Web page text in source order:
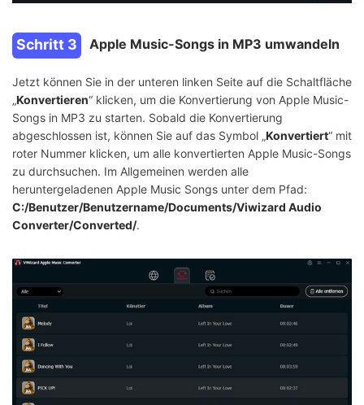
Schritt 3 Apple Music-Songs in MP3 umwandeln
Jetzt können Sie in der unteren linken Seite auf die Schaltfläche
„Konvertieren“ klicken, um die Konvertierung von Apple Music-
Songs in MP3 zu starten. Sobald die Konvertierung
abgeschlossen ist, können Sie auf das Symbol „Konvertiert“ mit
roter Nummer klicken, um alle konvertierten Apple Music-Songs
zu durchsuchen. Im Allgemeinen werden alle
heruntergeladenen Apple Music Songs unter dem Pfad:
C:/Benutzer/Benutzername/Documents/Viwizard Audio
Converter/Converted/.